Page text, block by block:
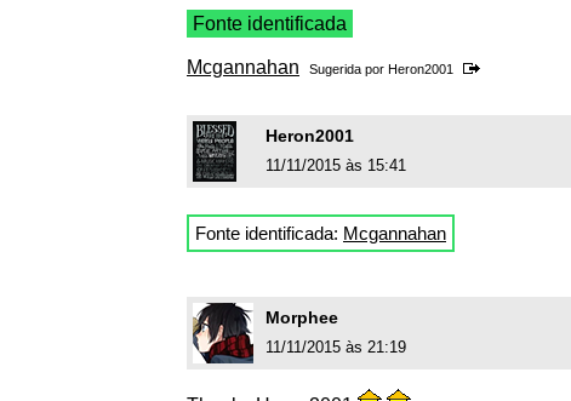
Fonte identificada
Mcgannahan Sugerida por Heron2001
Heron2001
11/11/2015 às 15:41
Fonte identificada: Mcgannahan
Morphee
11/11/2015 às 21:19